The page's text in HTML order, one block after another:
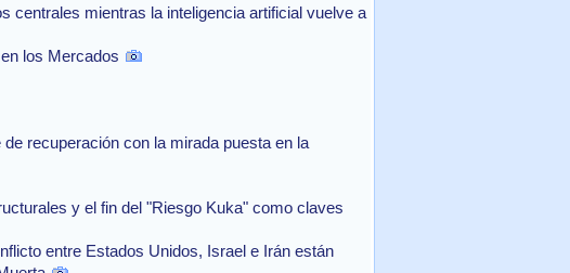
centrales mientras la inteligencia artificial vuelve a
los Mercados
recuperación con la mirada puesta en la
y el fin del "Riesgo Kuka" como claves
entre Estados Unidos, Israel e Irán están